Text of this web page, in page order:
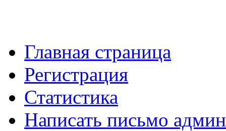
Главная страница
Регистрация
Статистика
Написать письмо